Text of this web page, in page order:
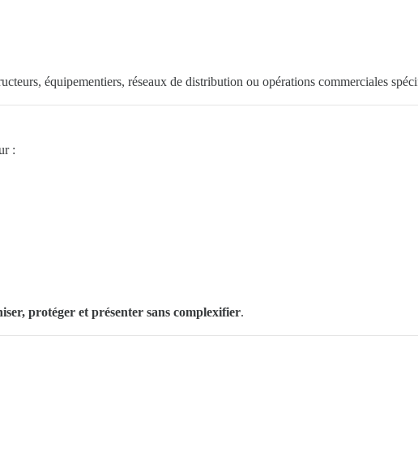
équipementiers, réseaux de distribution ou opérations commerciales
:
protéger et présenter sans complexifier.